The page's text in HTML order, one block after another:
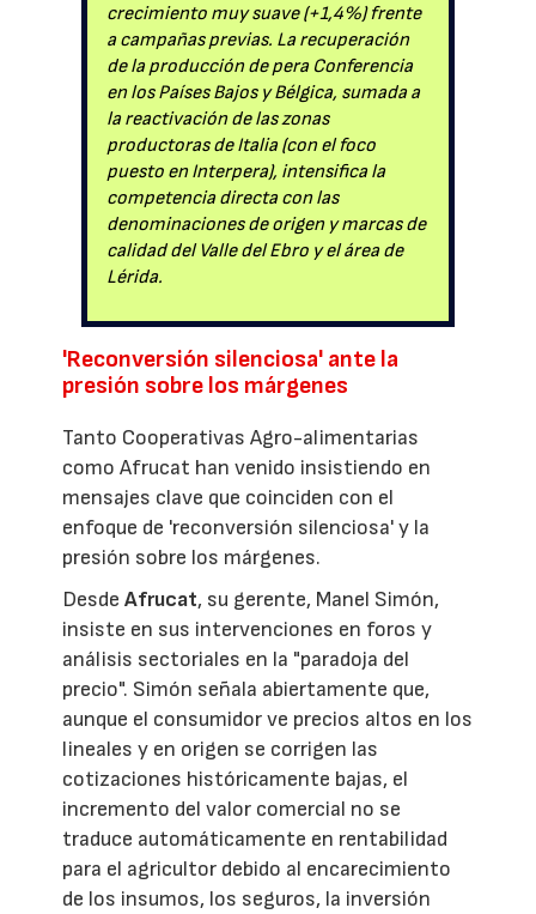
crecimiento muy suave (+1,4%) frente
a campañas previas. La recuperación
de la producción de pera Conferencia
en los Países Bajos y Bélgica, sumada a
la reactivación de las zonas
productoras de Italia (con el foco
puesto en Interpera), intensifica la
competencia directa con las
denominaciones de origen y marcas de
calidad del Valle del Ebro y el área de
Lérida.
'Reconversión silenciosa' ante la
presión sobre los márgenes
Tanto Cooperativas Agro-alimentarias
como Afrucat han venido insistiendo en
mensajes clave que coinciden con el
enfoque de 'reconversión silenciosa' y la
presión sobre los márgenes.
DesdeAfrucat, su gerente, Manel Simón,
insiste en sus intervenciones en foros y
análisis sectoriales en la "paradoja del
precio". Simón señala abiertamente que,
aunque el consumidor ve precios altos en los
lineales y en origen se corrigen las
cotizaciones históricamente bajas, el
incremento del valor comercial no se
traduce automáticamente en rentabilidad
para el agricultor debido al encarecimiento
de los insumos, los seguros, la inversión